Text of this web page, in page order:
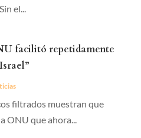
el...
facilitó repetidamente
filtrados muestran que
ONU que ahora...